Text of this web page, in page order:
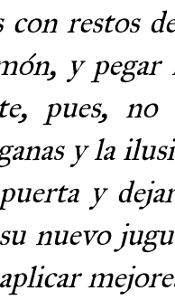
con restos
y pegar
pues,
y la
y
nuevo